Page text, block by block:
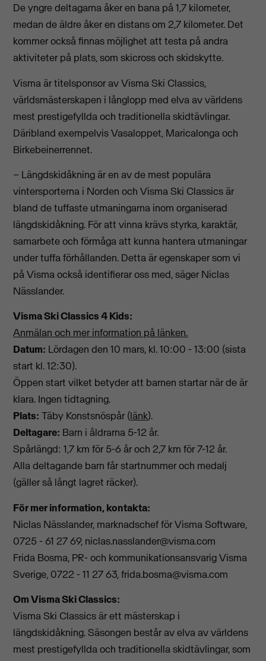
De yngre deltagarna åker en bana på 1,7 kilometer,
medan de äldre åker en distans om 2,7 kilometer. Det
kommer också finnas möjlighet att testa på andra
aktiviteter på plats, som skicross och skidskytte.
Visma är titelsponsor av Visma Ski Classics,
världsmästerskapen i långlopp med elva av världens
mest prestigefyllda och traditionella skidtävlingar.
Däribland exempelvis Vasaloppet, Maricalonga och
Birkebeinerrennet.
– Längdskidåkning är en av de mest populära
vintersporterna i Norden och Visma Ski Classics är
bland de tuffaste utmaningarna inom organiserad
längdskidåkning. För att vinna krävs styrka, karaktär,
samarbete och förmåga att kunna hantera utmaningar
under tuffa förhållanden. Detta är egenskaper som vi
på Visma också identifierar oss med, säger Niclas
Nässlander.
Visma Ski Classics 4 Kids:
Anmälan och mer information på länken.
Datum: Lördagen den 10 mars, kl. 10:00 - 13:00 (sista
start kl. 12:30).
Öppen start vilket betyder att barnen startar när de är
klara. Ingen tidtagning.
Plats: Täby Konstsnöspår (länk).
Deltagare: Barn i åldrarna 5-12 år.
Spårlängd: 1,7 km för 5-6 år och 2,7 km för 7-12 år.
Alla deltagande barn får startnummer och medalj
(gäller så långt lagret räcker).
För mer information, kontakta:
Niclas Nässlander, marknadschef för Visma Software,
0725 - 61 27 69, niclas.nasslander@visma.com
Frida Bosma, PR- och kommunikationsansvarig Visma
Sverige, 0722 - 11 27 63,frida.bosma@visma.com
Om Visma Ski Classics:
Visma Ski Classics är ett mästerskap i
längdskidåkning. Säsongen består av elva av världens
mest prestigefyllda och traditionella skidtävlingar, som